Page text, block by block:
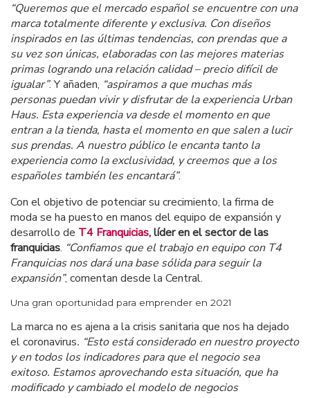
“Queremos que el mercado español se encuentre con una
marca totalmente diferente y exclusiva. Con diseños
inspirados en las últimas tendencias, con prendas que a
su vez son únicas, elaboradas con las mejores materias
primas logrando una relación calidad – precio difícil de
igualar”. Y añaden, “aspiramos a que muchas más
personas puedan vivir y disfrutar de la experiencia Urban
Haus. Esta experiencia va desde el momento en que
entran a la tienda, hasta el momento en que salen a lucir
sus prendas. A nuestro público le encanta tanto la
experiencia como la exclusividad, y creemos que a los
españoles también les encantará”.
Con el objetivo de potenciar su crecimiento, la firma de
moda se ha puesto en manos del equipo de expansión y
desarrollo de T4 Franquicias, líder en el sector de las
franquicias. “Confiamos que el trabajo en equipo con T4
Franquicias nos dará una base sólida para seguir la
expansión”, comentan desde la Central.
Una gran oportunidad para emprender en 2021
La marca no es ajena a la crisis sanitaria que nos ha dejado
el coronavirus. “Esto está considerado en nuestro proyecto
y en todos los indicadores para que el negocio sea
exitoso. Estamos aprovechando esta situación, que ha
modificado y cambiado el modelo de negocios